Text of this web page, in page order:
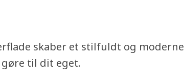
skaber et stilfuldt og moderne
til dit eget.